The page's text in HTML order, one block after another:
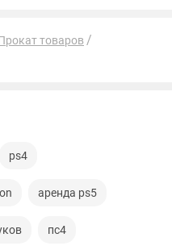
товаров
ps4
аренда ps5
пс4